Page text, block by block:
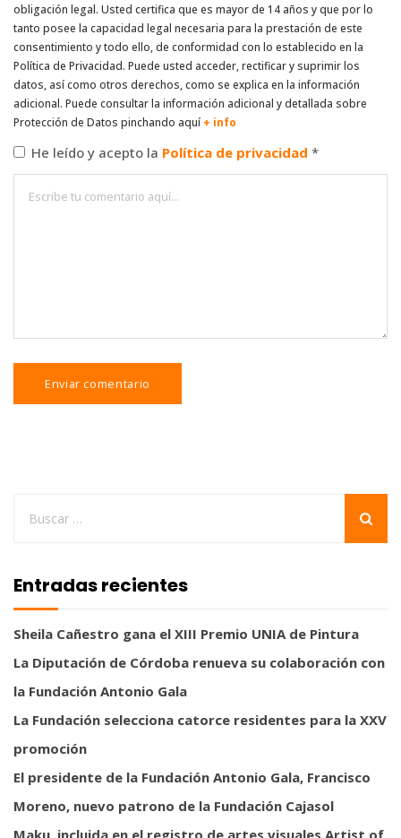
obligación legal. Usted certifica que es mayor de 14 años y que por lo
tanto posee la capacidad legal necesaria para la prestación de este
consentimiento y todo ello, de conformidad con lo establecido en la
Política de Privacidad. Puede usted acceder, rectificar y suprimir los
datos, así como otros derechos, como se explica en la información
adicional. Puede consultar la información adicional y detallada sobre
Protección de Datos pinchando aquí + info
He leído y acepto la Política de privacidad *
Entradas recientes
Sheila Cañestro gana el XIII Premio UNIA de Pintura
La Diputación de Córdoba renueva su colaboración con
la Fundación Antonio Gala
La Fundación selecciona catorce residentes para la XXV
promoción
El presidente de la Fundación Antonio Gala, Francisco
Moreno, nuevo patrono de la Fundación Cajasol
Maku, incluida en el registro de artes visuales Artist of